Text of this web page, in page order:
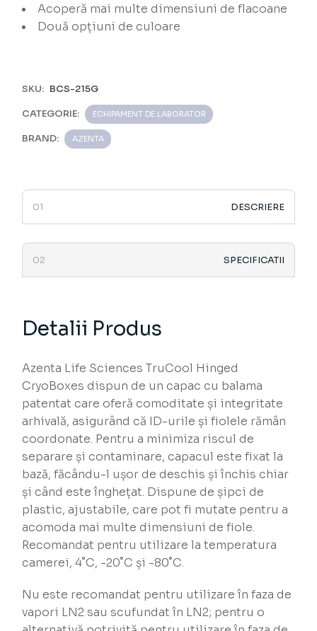
Acoperă mai multe dimensiuni de flacoane
Două opțiuni de culoare
SKU: BCS-215G
CATEGORIE: ECHIPAMENT DE LABORATOR
BRAND: AZENTA
DESCRIERE
SPECIFICATII
Detalii Produs
Azenta Life Sciences TruCool Hinged
CryoBoxes dispun de un capac cu balama
patentat care oferă comoditate și integritate
arhivală, asigurând că ID-urile și fiolele rămân
coordonate. Pentru a minimiza riscul de
separare și contaminare, capacul este fixat la
bază, făcându-l ușor de deschis și închis chiar
și când este înghețat. Dispune de șipci de
plastic, ajustabile, care pot fi mutate pentru a
acomoda mai multe dimensiuni de fiole.
Recomandat pentru utilizare la temperatura
camerei, 4˚C, -20˚C și -80˚C.
Nu este recomandat pentru utilizare în faza de
vapori LN2 sau scufundat în LN2; pentru o